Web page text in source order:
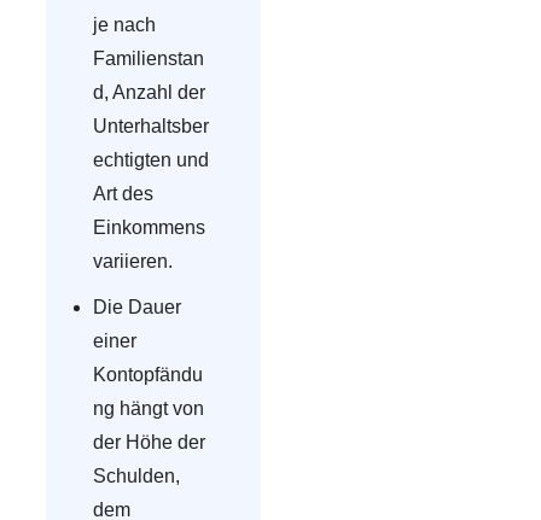
je nach
Familienstan
d, Anzahl der
Unterhaltsber
echtigten und
Art des
Einkommens
variieren.
Die Dauer
einer
Kontopfändu
ng hängt von
der Höhe der
Schulden,
dem